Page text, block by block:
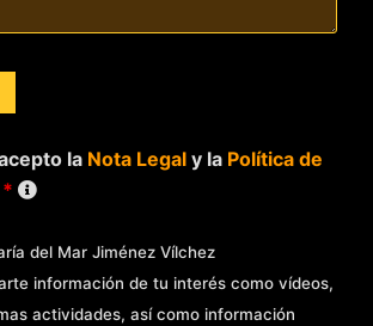
la Nota Legaly la Política de
*
del Mar Jiménez Vílchez
información de tu interés como vídeos,
actividades, así como información